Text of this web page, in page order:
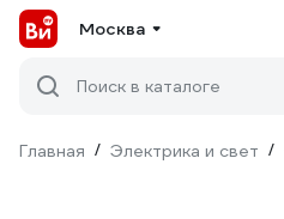
Москва
Поиск в каталоге
Главная / Электрика и свет /